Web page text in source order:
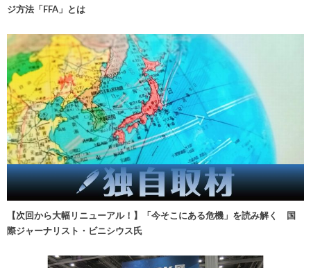
ジ方法「FFA」とは
【次回から大幅リニューアル！】「今そこにある危機」を読み解く 国
際ジャーナリスト・ビニシウス氏